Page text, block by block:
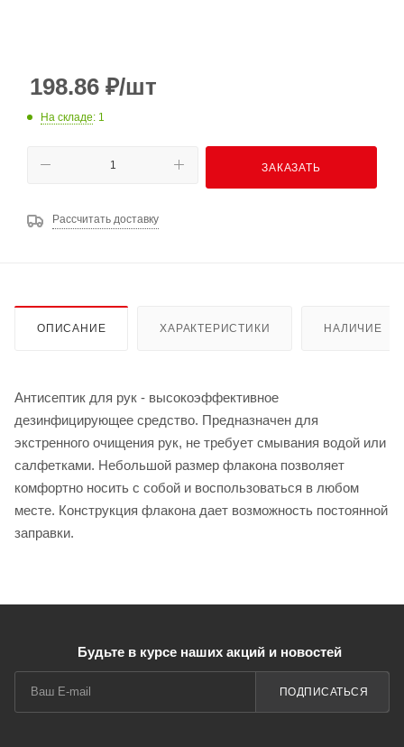
198.86 ₽/шт
На складе: 1
ЗАКАЗАТЬ
Рассчитать доставку
ОПИСАНИЕ ХАРАКТЕРИСТИКИ НАЛИЧИЕ
Антисептик для рук - высокоэффективное
дезинфицирующее средство. Предназначен для
экстренного очищения рук, не требует смывания водой или
салфетками. Небольшой размер флакона позволяет
комфортно носить с собой и воспользоваться в любом
месте. Конструкция флакона дает возможность постоянной
заправки.
Будьте в курсе наших акций и новостей
ПОДПИСАТЬСЯ